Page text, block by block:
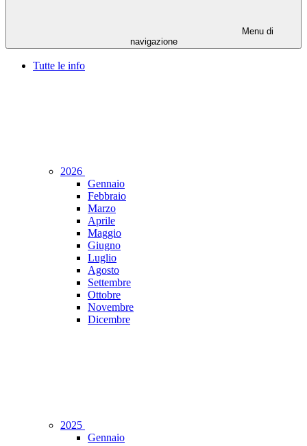
Menu di
navigazione
Tutte le info
2026
Gennaio
Febbraio
Marzo
Aprile
Maggio
Giugno
Luglio
Agosto
Settembre
Ottobre
Novembre
Dicembre
2025
Gennaio